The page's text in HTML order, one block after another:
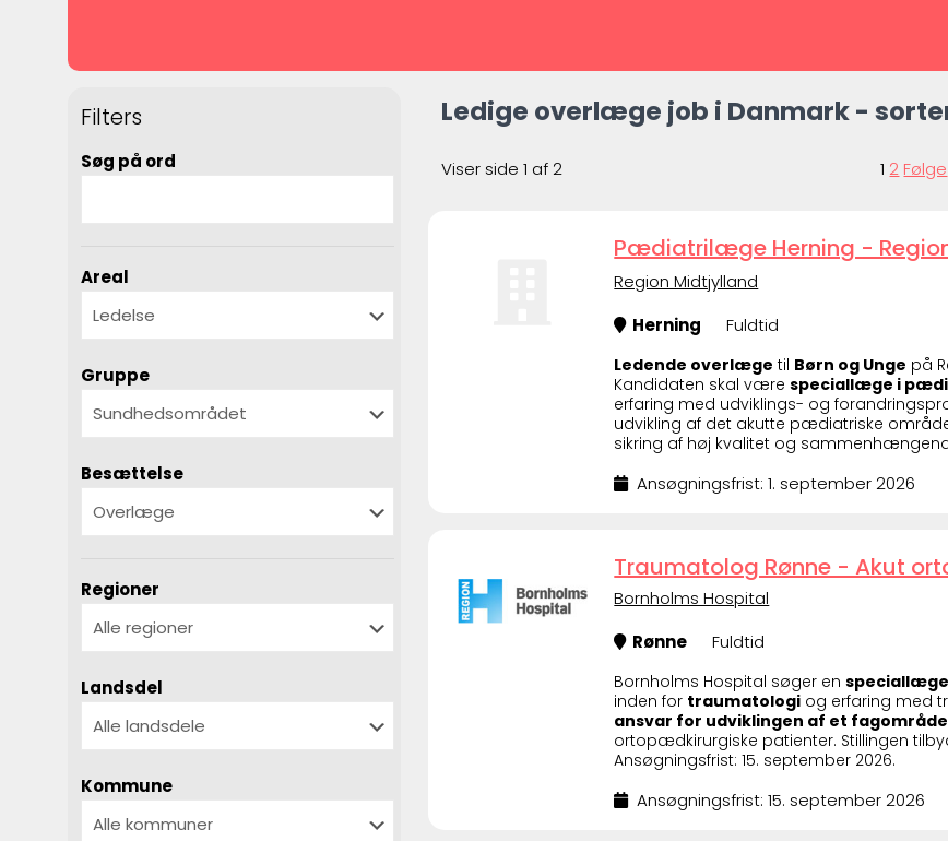
Filters
Søg på ord
Areal
Gruppe
Besættelse
Regioner
Landsdel
Kommune
Ledige overlæge job i Danmark -
Viser side 1 af 2 1 2 Følge
Pædiatrilæge Herning -
Region Midtjylland
Herning
Fuldtid
Ledende overlæge til Børn og Unge på
Kandidaten skal værespeciallæge i
erfaring med udviklings- og
udvikling af det akutte pædiatriske
sikring af høj kvalitet og
Ansøgningsfrist: 1. september 2026
Traumatolog Rønne - Akut
Bornholms Hospital
Rønne
Fuldtid
Bornholms Hospital søger en
inden for traumatologi og erfaring med
ansvar for udviklingen af et fagområde
ortopædkirurgiske patienter. Stillingen
Ansøgningsfrist: 15. september 2026.
Ansøgningsfrist: 15. september 2026